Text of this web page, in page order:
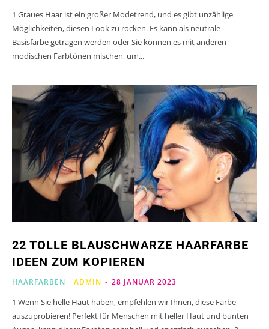
1 Graues Haar ist ein großer Modetrend, und es gibt unzählige
Möglichkeiten, diesen Look zu rocken. Es kann als neutrale
Basisfarbe getragen werden oder Sie können es mit anderen
modischen Farbtönen mischen, um...
22 TOLLE BLAUSCHWARZE HAARFARBE
IDEEN ZUM KOPIEREN
HAARFARBEN ADMIN - 28 JANUAR 2023
1 Wenn Sie helle Haut haben, empfehlen wir Ihnen, diese Farbe
auszuprobieren! Perfekt für Menschen mit heller Haut und bunten